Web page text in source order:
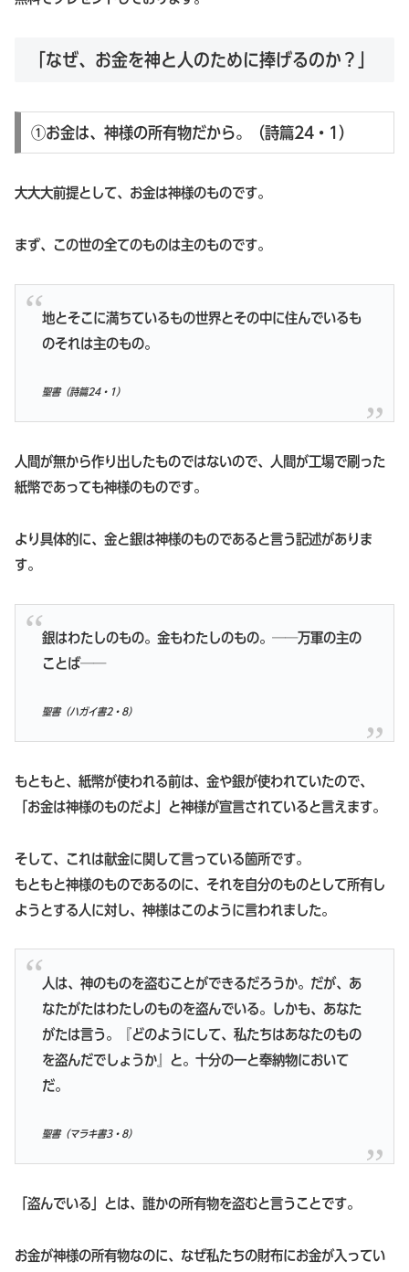
「なぜ、お金を神と人のために捧げるのか？」
①お金は、神様の所有物だから。（詩篇24・1）
大大大前提として、お金は神様のものです。
まず、この世の全てのものは主のものです。
地とそこに満ちているもの世界とその中に住んでいるも
のそれは主のもの。
聖書（詩篇24・1）
人間が無から作り出したものではないので、人間が工場で刷った
紙幣であっても神様のものです。
より具体的に、金と銀は神様のものであると言う記述がありま
す。
銀はわたしのもの。金もわたしのもの。──万軍の主の
ことば──
聖書（ハガイ書2・8）
もともと、紙幣が使われる前は、金や銀が使われていたので、
「お金は神様のものだよ」と神様が宣言されていると言えます。
そして、これは献金に関して言っている箇所です。
もともと神様のものであるのに、それを自分のものとして所有し
ようとする人に対し、神様はこのように言われました。
人は、神のものを盗むことができるだろうか。だが、あ
なたがたはわたしのものを盗んでいる。しかも、あなた
がたは言う。『どのようにして、私たちはあなたのもの
を盗んだでしょうか』と。十分の一と奉納物において
だ。
聖書（マラキ書3・8）
「盗んでいる」とは、誰かの所有物を盗むと言うことです。
お金が神様の所有物なのに、なぜ私たちの財布にお金が入ってい